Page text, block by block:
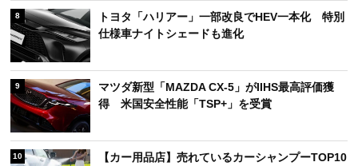
8
トヨタ「ハリアー」一部改良でHEV一本化 特別
仕様車ナイトシェードも進化
9
マツダ新型「MAZDA CX-5」がIIHS最高評価獲
得 米国安全性能「TSP+」を受賞
10
【カー用品店】売れているカーシャンプーTOP10